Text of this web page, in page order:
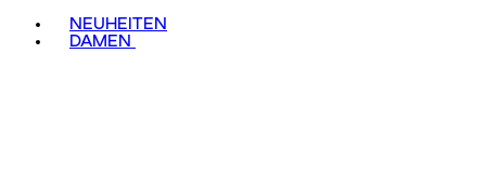
NEUHEITEN
DAMEN